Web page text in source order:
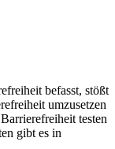
befasst, stößt
umzusetzen
testen
gibt es in